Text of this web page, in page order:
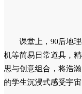
课堂上，90后地
机等简易日常道具，
思与创意组合，将浩
的学生沉浸式感受宇